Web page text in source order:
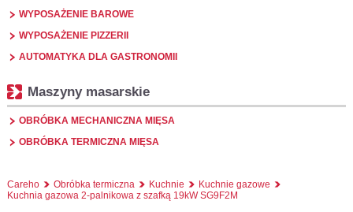
WYPOSAŻENIE BAROWE
WYPOSAŻENIE PIZZERII
AUTOMATYKA DLA GASTRONOMII
Maszyny masarskie
OBRÓBKA MECHANICZNA MIĘSA
OBRÓBKA TERMICZNA MIĘSA
Careho Obróbka termiczna Kuchnie
Kuchnie gazowe
Kuchnia gazowa 2-palnikowa z szafką 19kW SG9F2M